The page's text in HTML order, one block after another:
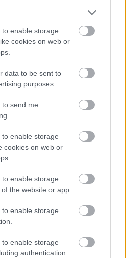
enable storage
cookies on web or
data to be sent to
purposes.
to send me
enable storage
cookies on web or
enable storage
the website or app.
enable storage
enable storage
authentication
clientilor interesati de
exclusiviste precum
Turbo 180 de la
vom putea oferi si alte
sau
paltoanele
materiale pretioase,
de la brand-uri
din aur masiv cu pietre
butoni
din aur) si Milus (ceasuri
deosebite).
azi, societatea pare ca se
"fast forward". Pare ca